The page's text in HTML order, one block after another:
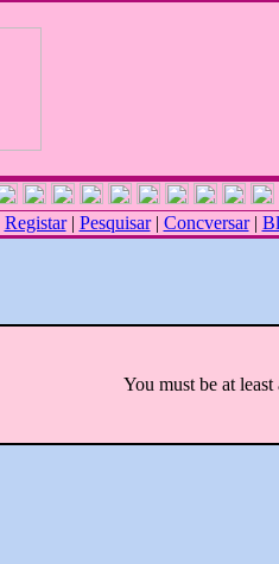
Registar| Pesquisar| Concversar|
You must be at